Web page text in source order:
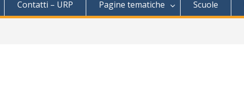
Contatti – URP Pagine tematiche Scuole